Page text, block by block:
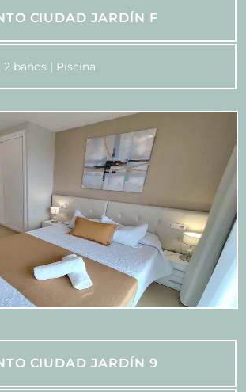
CIUDAD JARDÍN F
baños | Piscina
CIUDAD JARDÍN 9